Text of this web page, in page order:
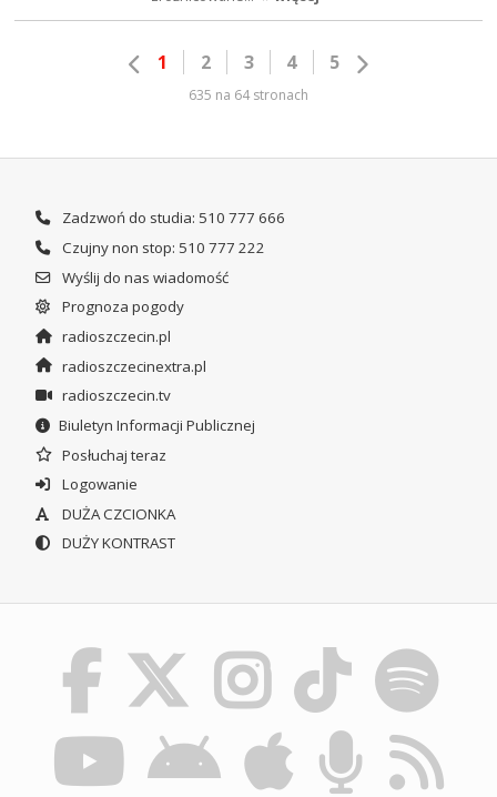
1 2 3 4 5
635 na 64 stronach
Zadzwoń do studia: 510 777 666
Czujny non stop: 510 777 222
Wyślij do nas wiadomość
Prognoza pogody
radioszczecin.pl
radioszczecinextra.pl
radioszczecin.tv
Biuletyn Informacji Publicznej
Posłuchaj teraz
Logowanie
DUŻA CZCIONKA
DUŻY KONTRAST